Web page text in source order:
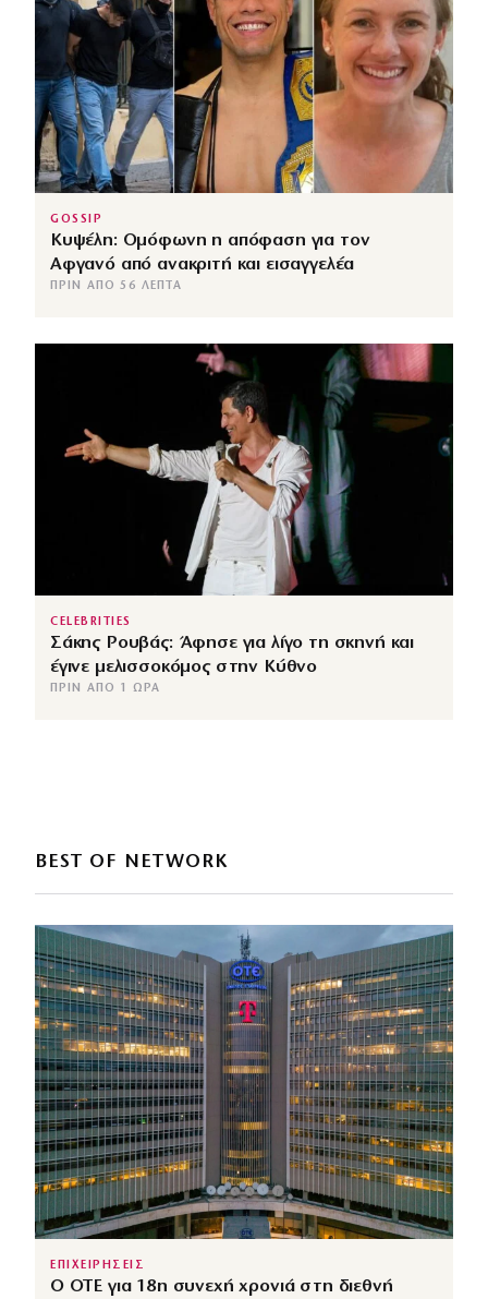
GOSSIP
Κυψέλη: Ομόφωνη η απόφαση για τον
Αφγανό από ανακριτή και εισαγγελέα
ΠΡΙΝ ΑΠΌ 56 ΛΕΠΤΆ
CELEBRITIES
Σάκης Ρουβάς: Άφησε για λίγο τη σκηνή και
έγινε μελισσοκόμος στην Κύθνο
ΠΡΙΝ ΑΠΌ 1 ΏΡΑ
BEST OF NETWORK
ΕΠΙΧΕΙΡΗΣΕΙΣ
Ο ΟΤΕ για 18η συνεχή χρονιά στη διεθνή